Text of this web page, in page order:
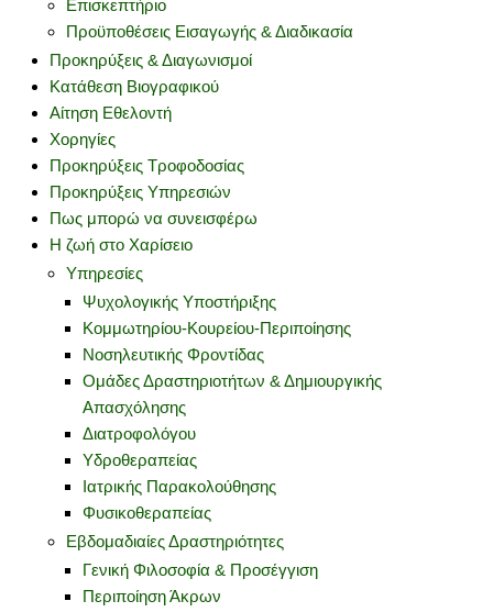
Επισκεπτήριο
Προϋποθέσεις Εισαγωγής & Διαδικασία
Προκηρύξεις & Διαγωνισμοί
Κατάθεση Βιογραφικού
Αίτηση Εθελοντή
Χορηγίες
Προκηρύξεις Τροφοδοσίας
Προκηρύξεις Υπηρεσιών
Πως μπορώ να συνεισφέρω
Η ζωή στο Χαρίσειο
Υπηρεσίες
Ψυχολογικής Υποστήριξης
Κομμωτηρίου-Κουρείου-Περιποίησης
Νοσηλευτικής Φροντίδας
Ομάδες Δραστηριοτήτων & Δημιουργικής
Απασχόλησης
Διατροφολόγου
Υδροθεραπείας
Ιατρικής Παρακολούθησης
Φυσικοθεραπείας
Εβδομαδιαίες Δραστηριότητες
Γενική Φιλοσοφία & Προσέγγιση
Περιποίηση Άκρων